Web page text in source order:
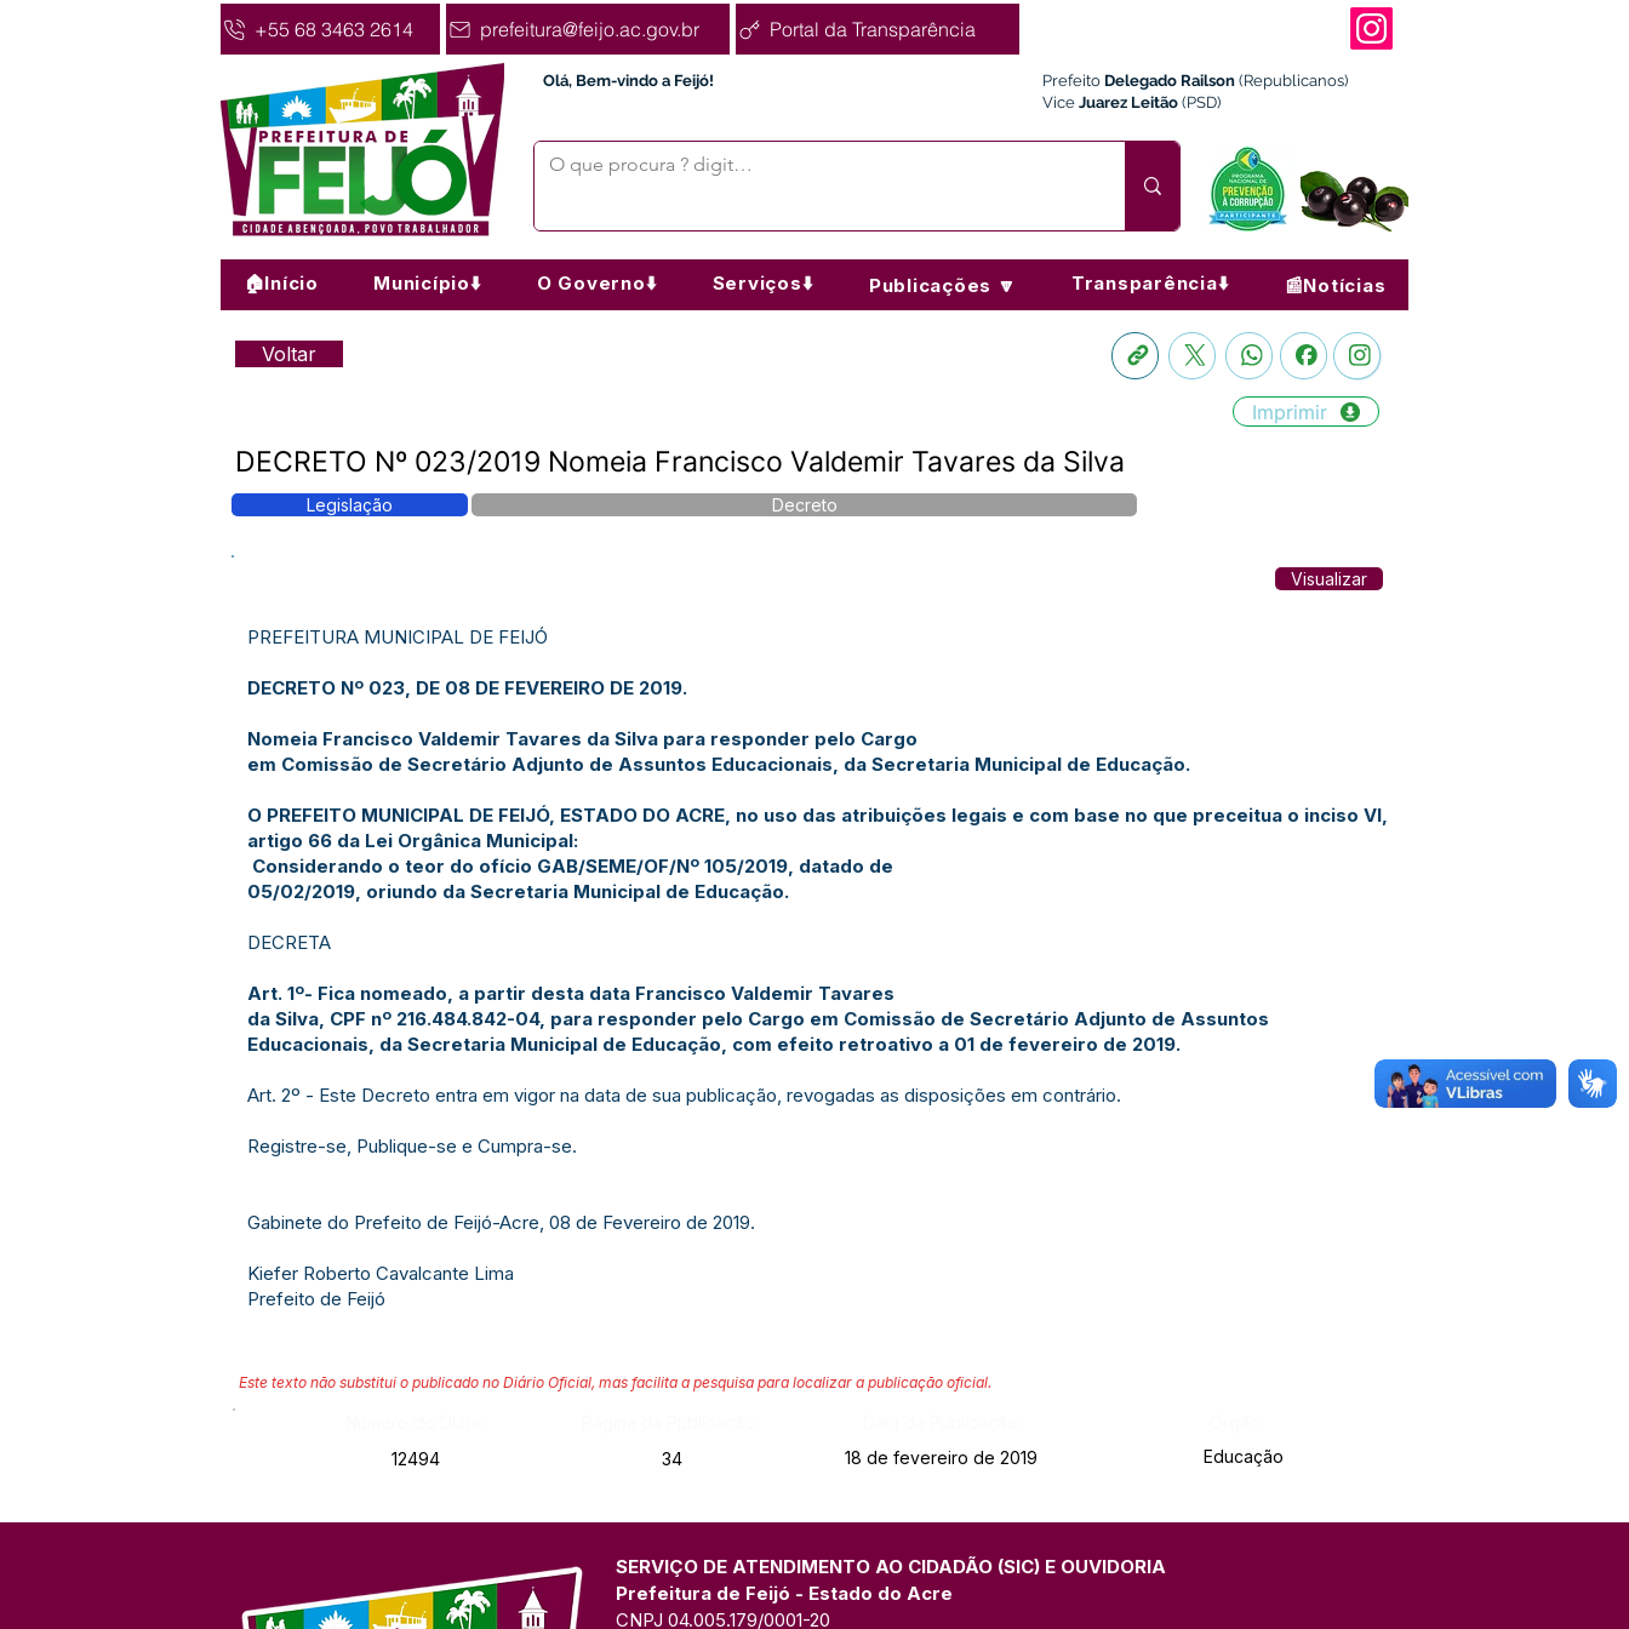
+55 68 3463 2614 prefeitura@feijo.ac.gov.br Portal da Transparência
Olá, Bem-vindo a Feijó! Prefeito Delegado Railson (Republicanos)
Vice Juarez Leitão (PSD)
🏠Início Município⬇️ O Governo⬇️ Serviços⬇️ Publicações 🔽 Transparência⬇️ 📰Notícias
Voltar
Imprimir
DECRETO Nº 023/2019 Nomeia Francisco Valdemir Tavares da Silva
Legislação Decreto
Visualizar
PREFEITURA MUNICIPAL DE FEIJÓ
DECRETO Nº 023, DE 08 DE FEVEREIRO DE 2019.
Nomeia Francisco Valdemir Tavares da Silva para responder pelo Cargo
em Comissão de Secretário Adjunto de Assuntos Educacionais, da Secretaria Municipal de Educação.
O PREFEITO MUNICIPAL DE FEIJÓ, ESTADO DO ACRE, no uso das atribuições legais e com base no que preceitua o inciso VI,
artigo 66 da Lei Orgânica Municipal:
Considerando o teor do ofício GAB/SEME/OF/Nº 105/2019, datado de
05/02/2019, oriundo da Secretaria Municipal de Educação.
DECRETA
Art. 1º- Fica nomeado, a partir desta data Francisco Valdemir Tavares
da Silva, CPF nº 216.484.842-04, para responder pelo Cargo em Comissão de Secretário Adjunto de Assuntos
Educacionais, da Secretaria Municipal de Educação, com efeito retroativo a 01 de fevereiro de 2019.
Art. 2º - Este Decreto entra em vigor na data de sua publicação, revogadas as disposições em contrário.
Registre-se, Publique-se e Cumpra-se.
Gabinete do Prefeito de Feijó-Acre, 08 de Fevereiro de 2019.
Kiefer Roberto Cavalcante Lima
Prefeito de Feijó
Este texto não substitui o publicado no Diário Oficial, mas facilita a pesquisa para localizar a publicação oficial.
12494
34 18 de fevereiro de 2019 Educação
SERVIÇO DE ATENDIMENTO AO CIDADÃO (SIC) E OUVIDORIA
Prefeitura de Feijó - Estado do Acre
CNPJ 04.005.179/0001-20